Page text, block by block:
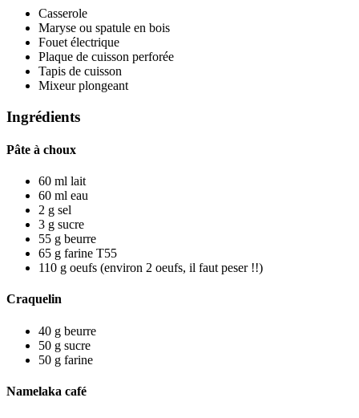
Casserole
Maryse ou spatule en bois
Fouet électrique
Plaque de cuisson perforée
Tapis de cuisson
Mixeur plongeant
Ingrédients
Pâte à choux
60 ml lait
60 ml eau
2 g sel
3 g sucre
55 g beurre
65 g farine T55
110 g oeufs (environ 2 oeufs, il faut peser !!)
Craquelin
40 g beurre
50 g sucre
50 g farine
Namelaka café